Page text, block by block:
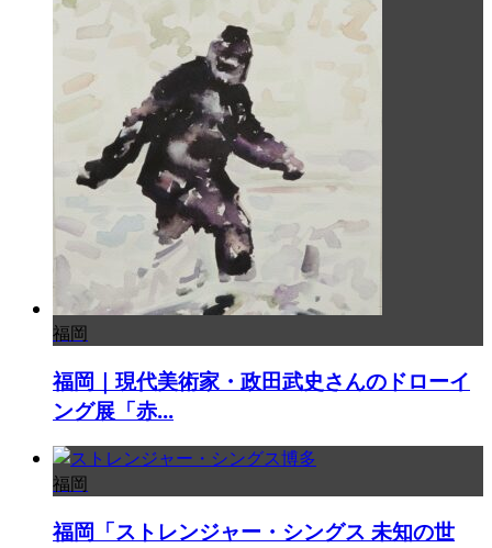
福岡
福岡｜現代美術家・政田武史さんのドローイ
ング展「赤...
福岡
福岡「ストレンジャー・シングス 未知の世